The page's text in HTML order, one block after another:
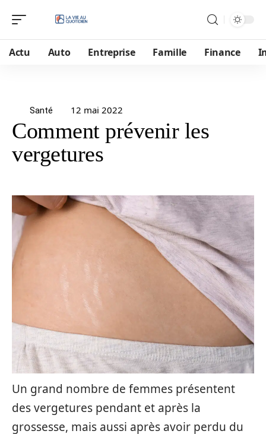
Actu Auto Entreprise Famille Finance
Santé 12 mai 2022
Comment prévenir les
vergetures
Un grand nombre de femmes présentent
des vergetures pendant et après la
grossesse, mais aussi après avoir perdu du